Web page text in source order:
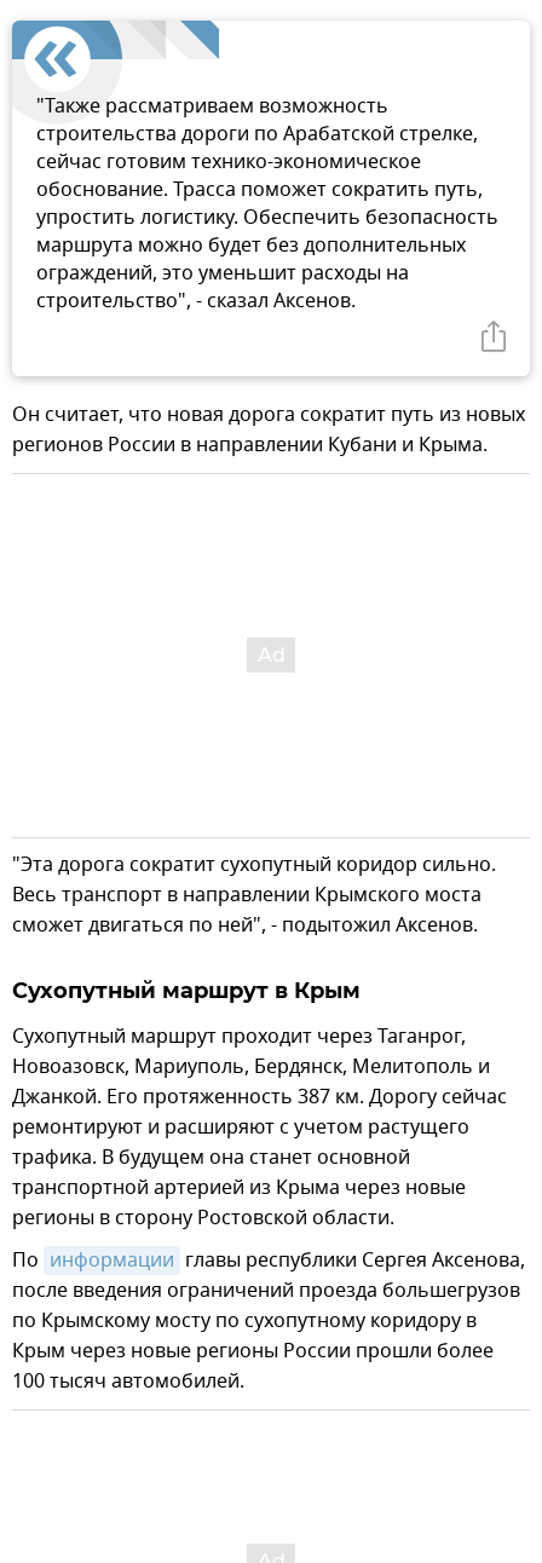
"Также рассматриваем возможность
строительства дороги по Арабатской стрелке,
сейчас готовим технико-экономическое
обоснование. Трасса поможет сократить путь,
упростить логистику. Обеспечить безопасность
маршрута можно будет без дополнительных
ограждений, это уменьшит расходы на
строительство", - сказал Аксенов.
Он считает, что новая дорога сократит путь из новых
регионов России в направлении Кубани и Крыма.
"Эта дорога сократит сухопутный коридор сильно.
Весь транспорт в направлении Крымского моста
сможет двигаться по ней", - подытожил Аксенов.
Сухопутный маршрут в Крым
Сухопутный маршрут проходит через Таганрог,
Новоазовск, Мариуполь, Бердянск, Мелитополь и
Джанкой. Его протяженность 387 км. Дорогу сейчас
ремонтируют и расширяют с учетом растущего
трафика. В будущем она станет основной
транспортной артерией из Крыма через новые
регионы в сторону Ростовской области.
По информации главы республики Сергея Аксенова,
после введения ограничений проезда большегрузов
по Крымскому мосту по сухопутному коридору в
Крым через новые регионы России прошли более
100 тысяч автомобилей.